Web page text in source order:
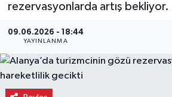
rezervasyonlarda artış bekliyor.
09.06.2026 - 18:44
YAYINLANMA